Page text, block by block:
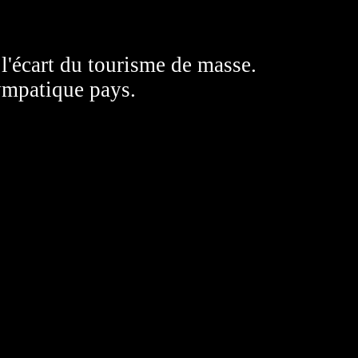
du tourisme de masse.
pays.